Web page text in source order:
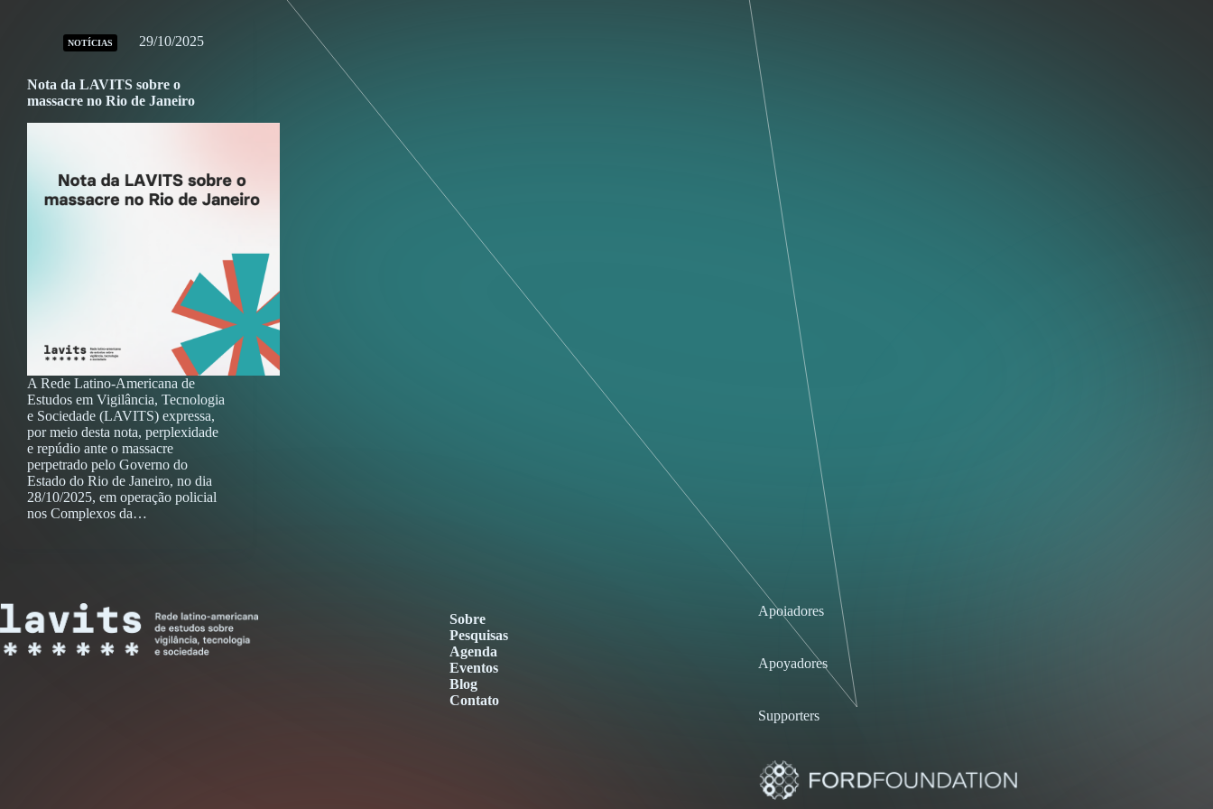
NOTÍCIAS 29/10/2025
Nota da LAVITS sobre o
massacre no Rio de Janeiro
A Rede Latino-Americana de
Estudos em Vigilância, Tecnologia
e Sociedade (LAVITS) expressa,
por meio desta nota, perplexidade
e repúdio ante o massacre
perpetrado pelo Governo do
Estado do Rio de Janeiro, no dia
28/10/2025, em operação policial
nos Complexos da…
Sobre
Pesquisas
Agenda
Eventos
Blog
Contato
Apoiadores
Apoyadores
Supporters